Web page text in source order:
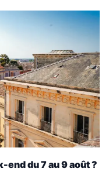
du 7 au 9 août ?